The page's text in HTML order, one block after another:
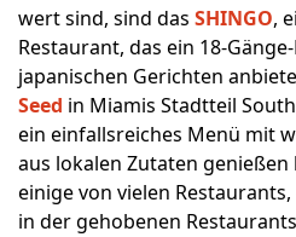
wert sind, sind das SHINGO,
Restaurant, das ein 18-
japanischen Gerichten
Seed in Miamis Stadtteil
ein einfallsreiches Menü mit
aus lokalen Zutaten
einige von vielen
in der gehobenen